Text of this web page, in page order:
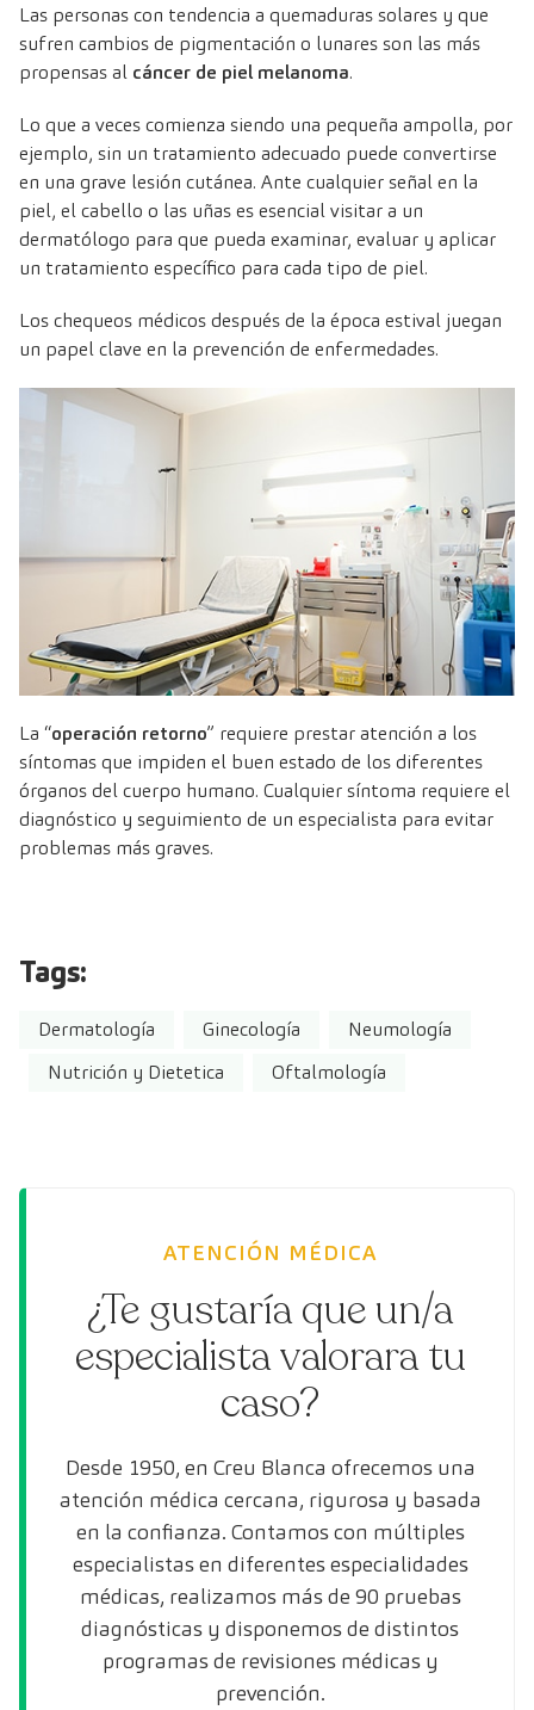
Las personas con tendencia a quemaduras solares y que
sufren cambios de pigmentación o lunares son las más
propensas al cáncer de piel melanoma.
Lo que a veces comienza siendo una pequeña ampolla, por
ejemplo, sin un tratamiento adecuado puede convertirse
en una grave lesión cutánea. Ante cualquier señal en la
piel, el cabello o las uñas es esencial visitar a un
dermatólogo para que pueda examinar, evaluar y aplicar
un tratamiento específico para cada tipo de piel.
Los chequeos médicos después de la época estival juegan
un papel clave en la prevención de enfermedades.
La “operación retorno” requiere prestar atención a los
síntomas que impiden el buen estado de los diferentes
órganos del cuerpo humano. Cualquier síntoma requiere el
diagnóstico y seguimiento de un especialista para evitar
problemas más graves.
Tags:
Dermatología Ginecología
Neumología
Nutrición y Dietetica
Oftalmología
ATENCIÓN MÉDICA
¿Te gustaría que un/a
especialista valorara tu
caso?
Desde 1950, en Creu Blanca ofrecemos una
atención médica cercana, rigurosa y basada
en la confianza. Contamos con múltiples
especialistas en diferentes especialidades
médicas, realizamos más de 90 pruebas
diagnósticas y disponemos de distintos
programas de revisiones médicas y
prevención.